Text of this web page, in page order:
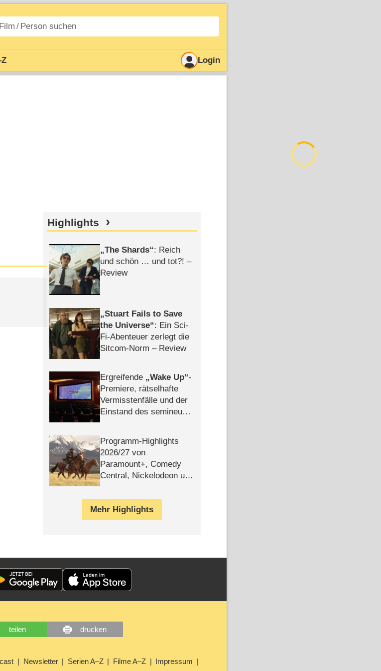
Login
Highlights
The Shards : Reich
und schön … und tot?! –
Review
Stuart Fails to Save
the Universe : Ein Sci-
Fi-Abenteuer zerlegt die
Sitcom-Norm – Review
Ergreifende Wake Up -
Premiere, rätselhafte
Vermisstenfälle und der
Einstand des semineuen
Programm-Highlights
2026/​27 von
Paramount+, Comedy
Central, Nickelodeon und
Mehr Highlights
teilen drucken
Newsletter Serien A–Z Filme A–Z Impressum